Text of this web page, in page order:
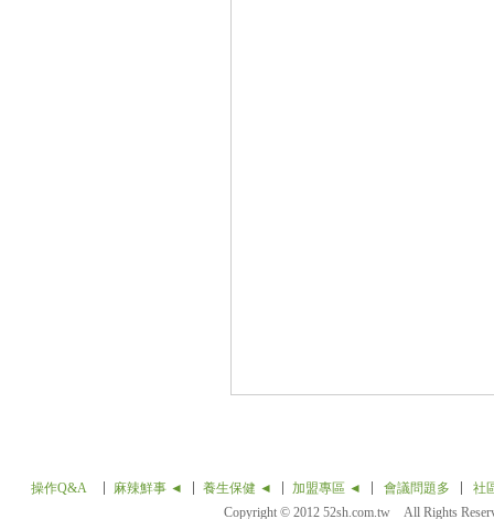
操作Q&A 麻辣鮮事 ◄ 養生保健 ◄ 加盟專區 ◄ 會議問題多
社
Copyright © 2012 52sh.com.tw All Rights